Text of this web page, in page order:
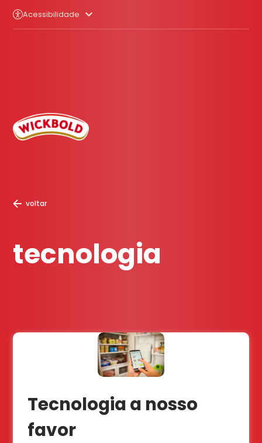
Acessibilidade
voltar
tecnologia
Tecnologia a nosso
favor